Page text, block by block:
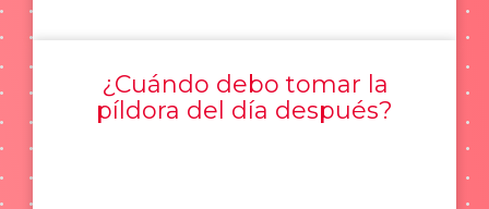
¿Cuándo debo tomar la
píldora del día después?